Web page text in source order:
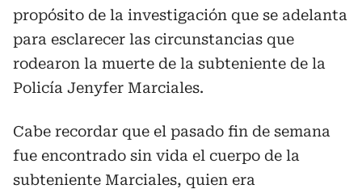
propósito de la investigación que se adelanta
para esclarecer las circunstancias que
rodearon la muerte de la subteniente de la
Policía Jenyfer Marciales.
Cabe recordar que el pasado fin de semana
fue encontrado sin vida el cuerpo de la
subteniente Marciales, quien era